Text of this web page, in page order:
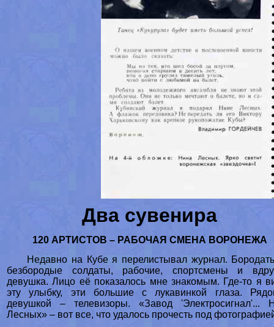
Два сувенира
120 АРТИСТОВ – РАБОЧАЯ СМЕНА ВОРОНЕЖА
Недавно на Кубе я перелистывал журнал.
безбородые солдаты, рабочие, спортсмены и
девушка. Лицо её показалось мне знакомым. Где-то я
эту улыбку, эти большие с лукавинкой глаза.
девушкой – телевизоры. «Завод 'Электросигнал'...
Лесных» – вот все, что удалось прочесть под